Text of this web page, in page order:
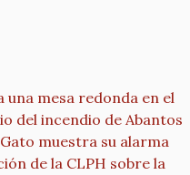
mesa redonda en el
del incendio de Abantos
muestra su alarma
de la CLPH sobre la